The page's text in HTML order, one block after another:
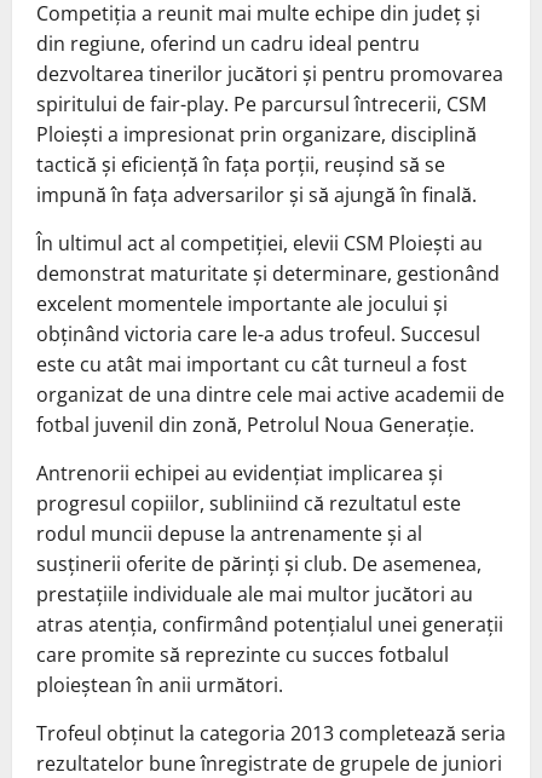
Competiția a reunit mai multe echipe din județ și
din regiune, oferind un cadru ideal pentru
dezvoltarea tinerilor jucători și pentru promovarea
spiritului de fair-play. Pe parcursul întrecerii, CSM
Ploiești a impresionat prin organizare, disciplină
tactică și eficiență în fața porții, reușind să se
impună în fața adversarilor și să ajungă în finală.
În ultimul act al competiției, elevii CSM Ploiești au
demonstrat maturitate și determinare, gestionând
excelent momentele importante ale jocului și
obținând victoria care le-a adus trofeul. Succesul
este cu atât mai important cu cât turneul a fost
organizat de una dintre cele mai active academii de
fotbal juvenil din zonă, Petrolul Noua Generație.
Antrenorii echipei au evidențiat implicarea și
progresul copiilor, subliniind că rezultatul este
rodul muncii depuse la antrenamente și al
susținerii oferite de părinți și club. De asemenea,
prestațiile individuale ale mai multor jucători au
atras atenția, confirmând potențialul unei generații
care promite să reprezinte cu succes fotbalul
ploieștean în anii următori.
Trofeul obținut la categoria 2013 completează seria
rezultatelor bune înregistrate de grupele de juniori